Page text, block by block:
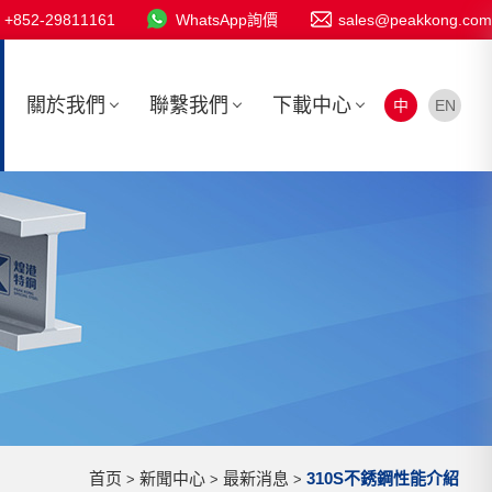
sales@peakkong.com
WhatsApp詢價
+852-29811161
關於我們 聯繫我們 下載中心 中 EN
首页 > 新聞中心 > 最新消息 > 310S不銹鋼性能介紹